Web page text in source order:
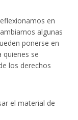
en
algunas
ponerse en
quienes se
los derechos
el material de